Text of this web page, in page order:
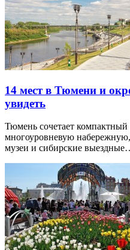
14 мест в Тюмени и
увидеть
Тюмень сочетает компактный
многоуровневую
музеи и сибирские